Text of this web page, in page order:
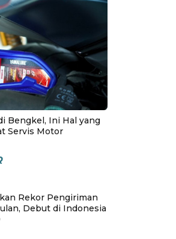
Bengkel, Ini Hal yang
Servis Motor
Rekor Pengiriman
Debut di Indonesia